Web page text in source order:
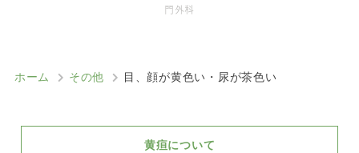
門外科
ホーム その他 目、顔が黄色い・尿が茶色い
黄疸について